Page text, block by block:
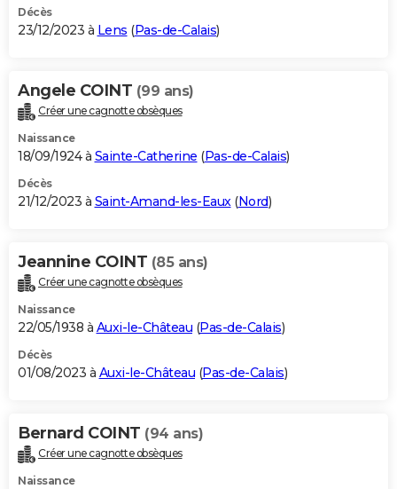
Décès
23/12/2023 à Lens (Pas-de-Calais)
Angele COINT (99 ans)
Créer une cagnotte obsèques
Naissance
18/09/1924 à Sainte-Catherine (Pas-de-Calais)
Décès
21/12/2023 à Saint-Amand-les-Eaux(Nord)
Jeannine COINT (85 ans)
Créer une cagnotte obsèques
Naissance
22/05/1938 à Auxi-le-Château (Pas-de-Calais)
Décès
01/08/2023 à Auxi-le-Château (Pas-de-Calais)
Bernard COINT (94 ans)
Créer une cagnotte obsèques
Naissance